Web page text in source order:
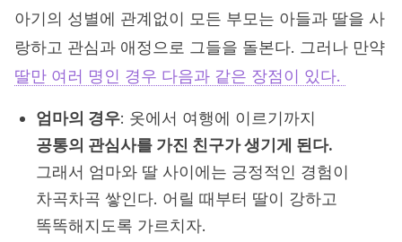
아기의 성별에 관계없이 모든 부모는 아들과 딸을 사
랑하고 관심과 애정으로 그들을 돌본다. 그러나 만약
딸만 여러 명인 경우 다음과 같은 장점이 있다.
엄마의 경우: 옷에서 여행에 이르기까지
공통의 관심사를 가진 친구가 생기게 된다.
그래서 엄마와 딸 사이에는 긍정적인 경험이
차곡차곡 쌓인다. 어릴 때부터 딸이 강하고
똑똑해지도록 가르치자.